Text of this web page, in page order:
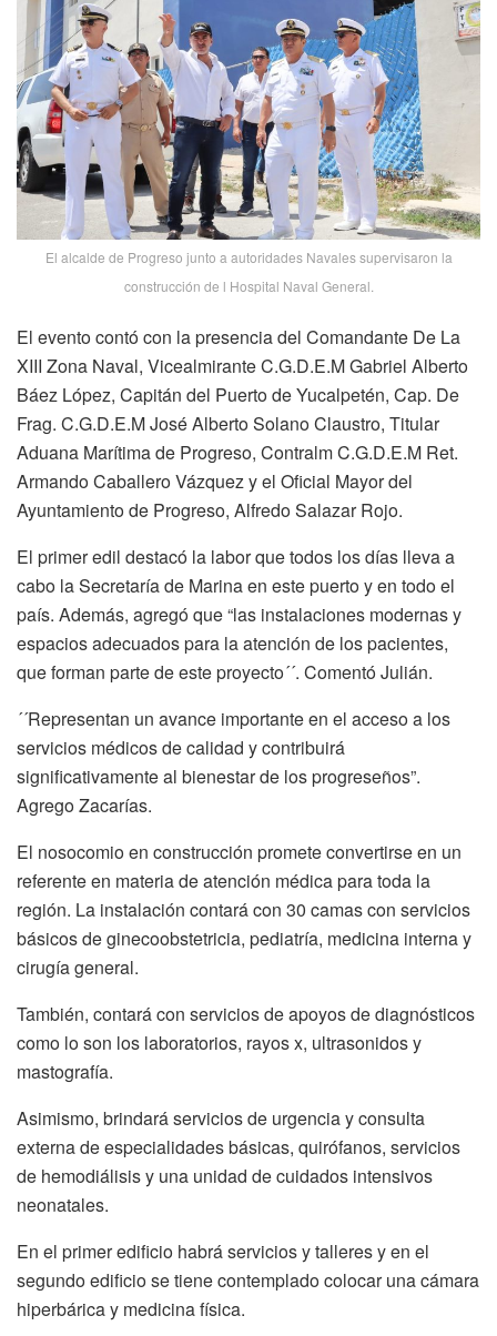
El alcalde de Progreso junto a autoridades Navales supervisaron la
construcción de l Hospital Naval General.
El evento contó con la presencia del Comandante De La
XIII Zona Naval, Vicealmirante C.G.D.E.M Gabriel Alberto
Báez López, Capitán del Puerto de Yucalpetén, Cap. De
Frag. C.G.D.E.M José Alberto Solano Claustro, Titular
Aduana Marítima de Progreso, Contralm C.G.D.E.M Ret.
Armando Caballero Vázquez y el Oficial Mayor del
Ayuntamiento de Progreso, Alfredo Salazar Rojo.
El primer edil destacó la labor que todos los días lleva a
cabo la Secretaría de Marina en este puerto y en todo el
país. Además, agregó que “las instalaciones modernas y
espacios adecuados para la atención de los pacientes,
que forman parte de este proyecto´´. Comentó Julián.
´´Representan un avance importante en el acceso a los
servicios médicos de calidad y contribuirá
significativamente al bienestar de los progreseños”.
Agrego Zacarías.
El nosocomio en construcción promete convertirse en un
referente en materia de atención médica para toda la
región. La instalación contará con 30 camas con servicios
básicos de ginecoobstetricia, pediatría, medicina interna y
cirugía general.
También, contará con servicios de apoyos de diagnósticos
como lo son los laboratorios, rayos x, ultrasonidos y
mastografía.
Asimismo, brindará servicios de urgencia y consulta
externa de especialidades básicas, quirófanos, servicios
de hemodiálisis y una unidad de cuidados intensivos
neonatales.
En el primer edificio habrá servicios y talleres y en el
segundo edificio se tiene contemplado colocar una cámara
hiperbárica y medicina física.